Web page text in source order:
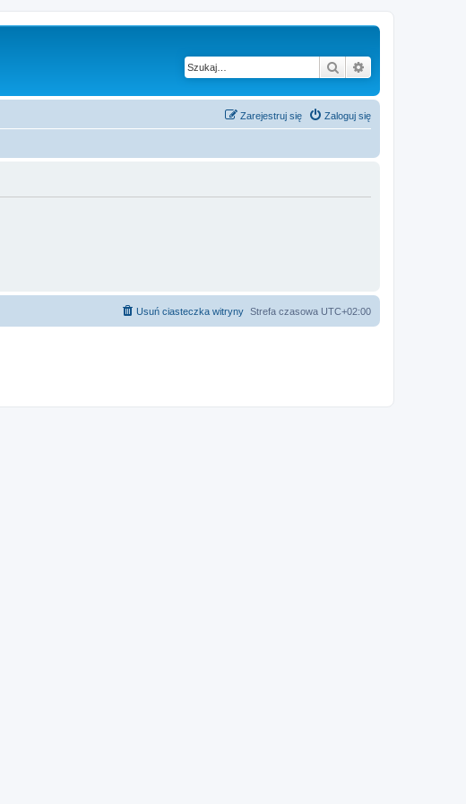
Szukaj
Zaloguj się
Zarejestruj się
Strefa czasowa UTC+02:00
Usuń ciasteczka witryny